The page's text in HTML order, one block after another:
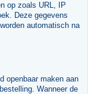
op zoals URL, IP
Deze gegevens
automatisch na
openbaar maken aan
Wanneer de